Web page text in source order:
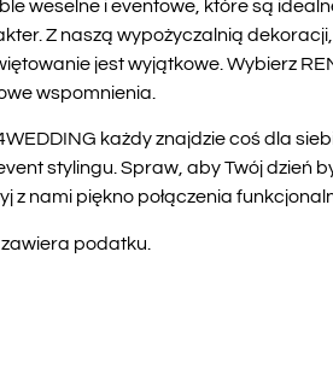
weselne i eventowe, które są
Z naszą wypożyczalnią
jest wyjątkowe. Wybierz
wspomnienia.
każdy znajdzie coś dla
stylingu. Spraw, aby Twój dzień
z nami piękno połączenia
podatku.